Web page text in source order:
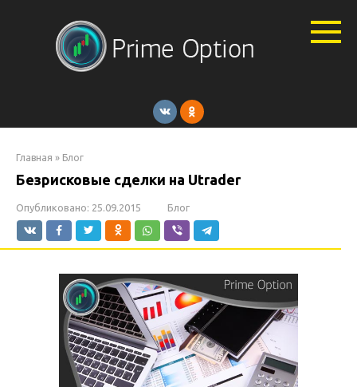
Главная » Блог
Безрисковые сделки на Utrader
Опубликовано: 25.09.2015 Блог